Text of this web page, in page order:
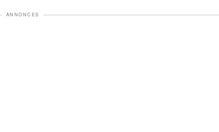
ANNONCES